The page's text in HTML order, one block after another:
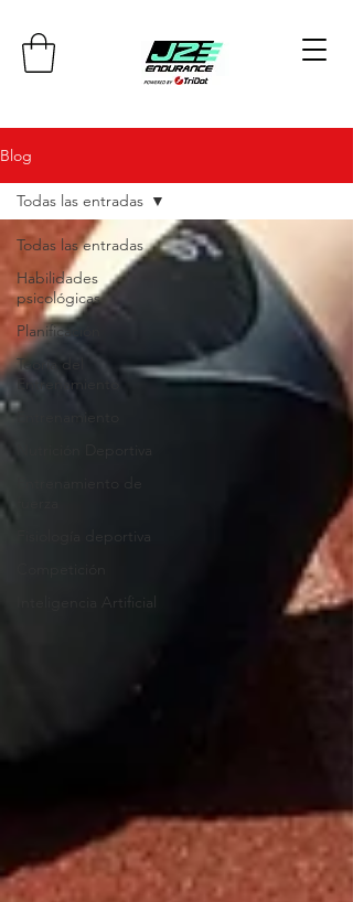
Blog
Todas las entradas
Habilidades
psicológicas
Planificación
Teoría del
Entrenamiento
Entrenamiento
Fisiología deportiva
Inteligencia Artificial
Todas las entradas